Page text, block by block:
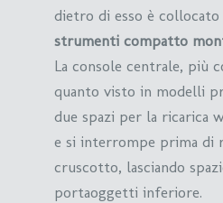
dietro di esso è collocato
strumenti compatto
La console centrale, più
quanto visto in modelli
due spazi per la ricarica
e si interrompe prima di
cruscotto, lasciando
portaoggetti inferiore.